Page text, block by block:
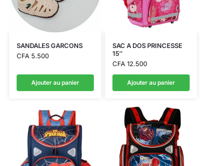
SANDALES GARCONS
CFA5.500
Ajouter au panier
SAC A DOS PRINCESSE
15″
CFA12.500
Ajouter au panier